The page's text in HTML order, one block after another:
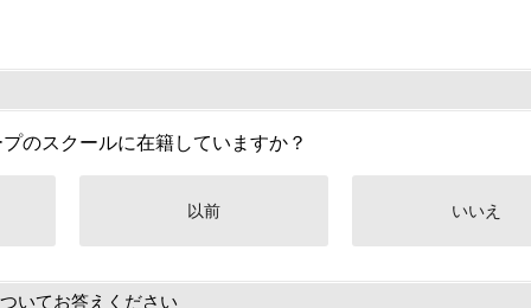
のスクールに在籍していますか？
以前 いいえ
いてお答えください